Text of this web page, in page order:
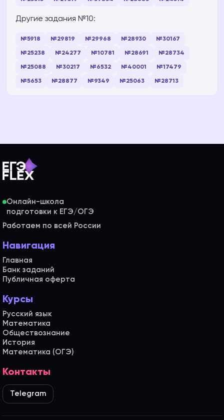
Другие задания №10:
№5918 №29819 №29968 №28930 №30167
№25238 №24277 №10781 №28691 №28734
№25088 №30217 №6532 №40001 №17479
№5653 №28877 №9349 №25063 №28713
Онлайн-школа
Работаем по всей России
Навигация
Главная
Банк заданий
Публичная оферта
Курсы
Русский язык
Математика
Обществознание
История
Математика (ОГЭ)
Контакты
Telegram